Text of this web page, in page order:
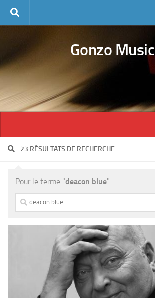
Skip to content
Gonzo Music
23 RÉSULTATS DE RECHERCHE
Pour le terme "deacon blue".
Rechercher :